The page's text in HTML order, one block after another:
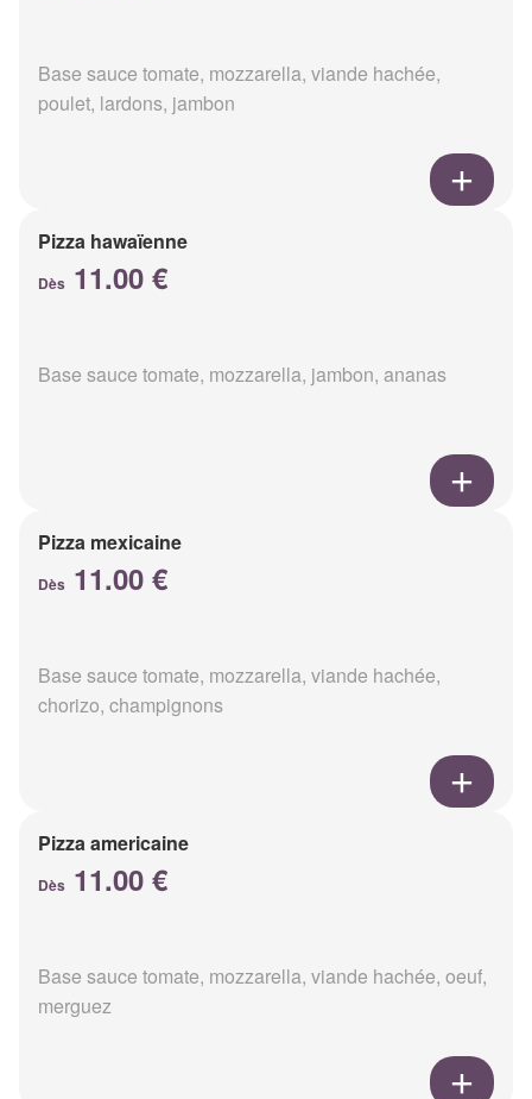
Base sauce tomate, mozzarella, viande hachée,
poulet, lardons, jambon
Pizza hawaïenne
Dès 11.00 €
Base sauce tomate, mozzarella, jambon, ananas
Pizza mexicaine
Dès 11.00 €
Base sauce tomate, mozzarella, viande hachée,
chorizo, champignons
Pizza americaine
Dès 11.00 €
Base sauce tomate, mozzarella, viande hachée, oeuf,
merguez